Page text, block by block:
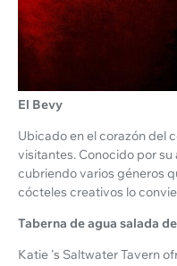
El Bevy
Ubicado en el corazón del
visitantes. Conocido por
cubriendo varios géneros
cócteles creativos lo
Taberna de agua salada
Katie 's Saltwater Tavern